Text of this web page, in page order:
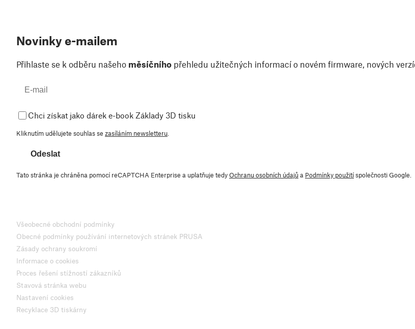
Novinky e-mailem
Přihlaste se k odběru našeho měsíčního přehledu užitečných informací o novém firmware, nových
Chci získat jako dárek e-book Základy 3D tisku
Kliknutím udělujete souhlas se zasíláním newsletteru
Odeslat
Tato stránka je chráněna pomocí reCAPTCHA Enterprise a uplatňuje tedyOchranu osobních údajůa Podmínky použitíspolečnosti Google.
Všeobecné obchodní podmínky
Obecné podmínky používání internetových stránek PRUSA
Zásady ochrany soukromí
Informace o cookies
Proces řešení stížností zákazníků
Stavová stránka webu
Nastavení cookies
Recyklace 3D tiskárny